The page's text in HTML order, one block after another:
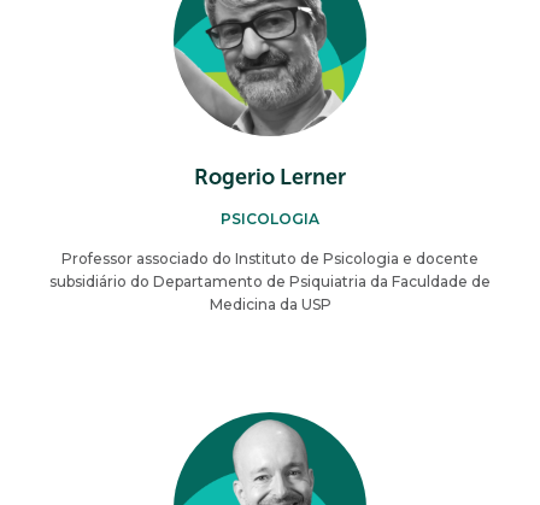
Rogerio Lerner
PSICOLOGIA
Professor associado do Instituto de Psicologia e docente
subsidiário do Departamento de Psiquiatria da Faculdade de
Medicina da USP